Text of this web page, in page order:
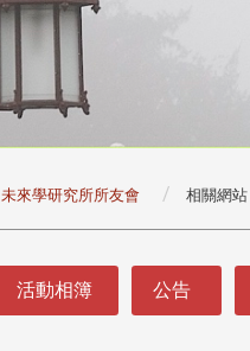
未來學研究所所友會 相關網站
活動相簿 公告